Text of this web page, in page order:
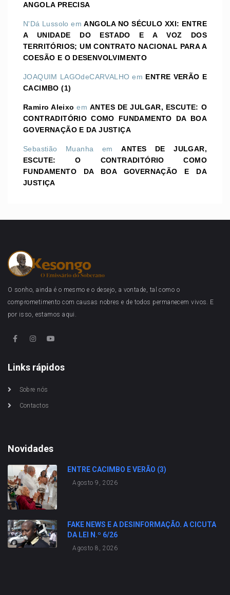
ANGOLA PRECISA
N'Dá Lussolo emANGOLA NO SÉCULO XXI: ENTRE
A UNIDADE DO ESTADO E A VOZ DOS
TERRITÓRIOS; UM CONTRATO NACIONAL PARA A
COESÃO E O DESENVOLVIMENTO
JOAQUIM LAGOdeCARVALHO em ENTRE VERÃO E
CACIMBO (1)
Ramiro Aleixo emANTES DE JULGAR, ESCUTE: O
CONTRADITÓRIO COMO FUNDAMENTO DA BOA
GOVERNAÇÃO E DA JUSTIÇA
Sebastião Muanha emANTES DE JULGAR,
ESCUTE: O CONTRADITÓRIO COMO
FUNDAMENTO DA BOA GOVERNAÇÃO E DA
JUSTIÇA
O sonho, ainda é o mesmo e o desejo, a vontade, tal como o
comprometimento com causas nobres e de todos permanecem vivos. E
por isso, estamos aqui.
Links rápidos
Sobre nós
Contactos
Novidades
ENTRE CACIMBO E VERÃO (3)
Agosto 9, 2026
FAKE NEWS E A DESINFORMAÇÃO. A CICUTA
DA LEI N.º 6/26
Agosto 8, 2026